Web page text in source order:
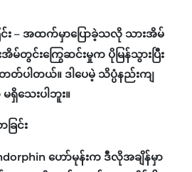
င်း – အထက်မှာပြောခဲ့သလို သားအိမ်
တွင်းကြွေဆင်းမှုက ပိုမြန်သွားပြီး
ပါတယ်။ ဒါပေမဲ့ သိပ္ပံနည်းကျ
သေးပါဘူး။
ြင်း
ဟော်မုန်းက ဒီလိုအချိန်မှာ